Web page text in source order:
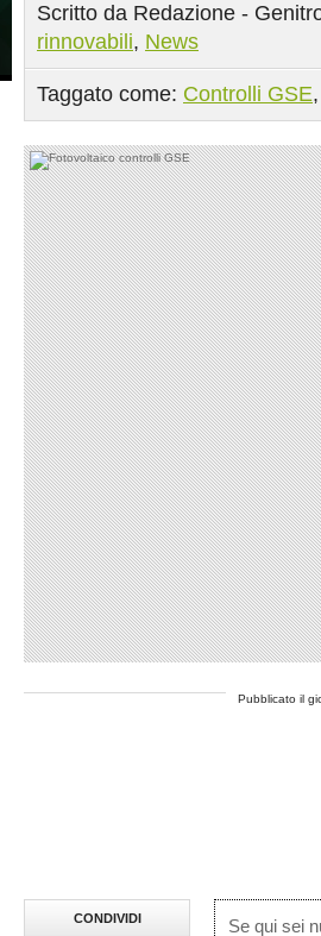
Scritto da Redazione -
rinnovabili, News
Taggato come: Controlli GSE,
Pubblicato il
Se qui sei
CONDIVIDI